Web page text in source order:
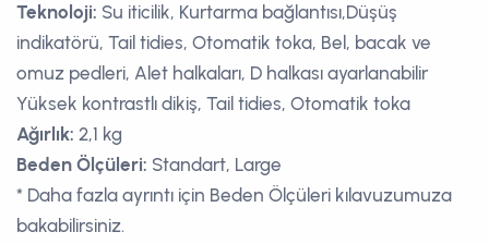
Teknoloji: Su iticilik, Kurtarma bağlantısı,Düşüş
indikatörü, Tail tidies, Otomatik toka, Bel, bacak ve
omuz pedleri, Alet halkaları, D halkası ayarlanabilir
Yüksek kontrastlı dikiş, Tail tidies, Otomatik toka
Ağırlık: 2,1 kg
Beden Ölçüleri: Standart, Large
* Daha fazla ayrıntı için Beden Ölçüleri kılavuzumuza
bakabilirsiniz.